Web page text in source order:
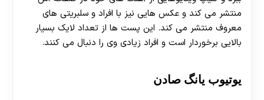
منتشر می کند و عکس هایی نیز با افراد و سلبریتی های
معروف منتشر می کند. این پست ها از تعداد لایک بسیار
بالایی برخوردار است و افراد زیادی وی را دنبال می کنند.
یوتیوب یانگ صادن